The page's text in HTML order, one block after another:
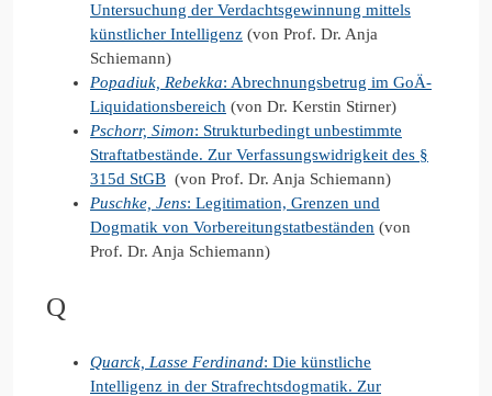
Untersuchung der Verdachtsgewinnung mittels
künstlicher Intelligenz (von Prof. Dr. Anja
Schiemann)
Popadiuk, Rebekka: Abrechnungsbetrug im GoÄ-
Liquidationsbereich (von Dr. Kerstin Stirner)
Pschorr, Simon: Strukturbedingt unbestimmte
Straftatbestände. Zur Verfassungswidrigkeit des §
315d StGB (von Prof. Dr. Anja Schiemann)
Puschke, Jens: Legitimation, Grenzen und
Dogmatik von Vorbereitungstatbeständen (von
Prof. Dr. Anja Schiemann)
Q
Quarck, Lasse Ferdinand: Die künstliche
Intelligenz in der Strafrechtsdogmatik. Zur